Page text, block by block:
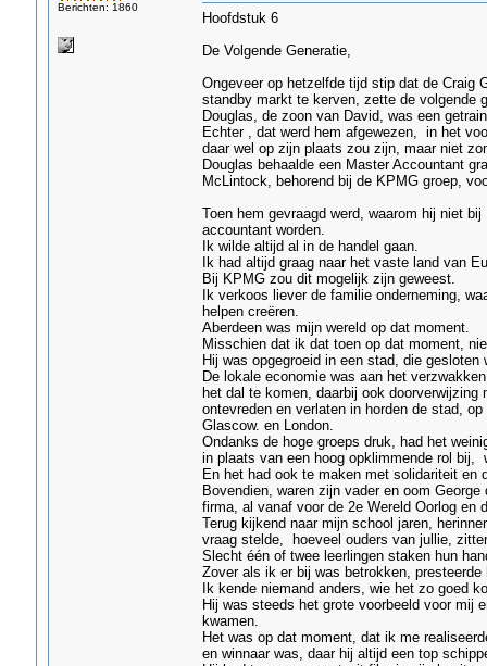
Berichten: 1860
Hoofdstuk 6
De Volgende Generatie,
Ongeveer op hetzelfde tijd stip dat de Craig
standby markt te kerven, zette de volgende
Douglas, de zoon van David, was een
Echter , dat werd hem afgewezen, in het
daar wel op zijn plaats zou zijn, maar niet
Douglas behaalde een Master Accountant
McLintock, behorend bij de KPMG groep,
Toen hem gevraagd werd, waarom hij niet
accountant worden.
Ik wilde altijd al in de handel gaan.
Ik had altijd graag naar het vaste land van
Bij KPMG zou dit mogelijk zijn geweest.
Ik verkoos liever de familie onderneming,
helpen creëren.
Aberdeen was mijn wereld op dat moment.
Misschien dat ik dat toen op dat moment,
Hij was opgegroeid in een stad, die
De lokale economie was aan het
het dal te komen, daarbij ook
ontevreden en verlaten in horden de stad,
Glascow. en London.
Ondanks de hoge groeps druk, had het
in plaats van een hoog opklimmende rol bij,
En het had ook te maken met solidariteit en
Bovendien, waren zijn vader en oom
firma, al vanaf voor de 2e Wereld Oorlog en
Terug kijkend naar mijn school jaren,
vraag stelde, hoeveel ouders van jullie,
Slecht één of twee leerlingen staken hun
Zover als ik er bij was betrokken,
Ik kende niemand anders, wie het zo goed
Hij was steeds het grote voorbeeld voor mij
kwamen.
Het was op dat moment, dat ik me
en winnaar was, daar hij altijd een top